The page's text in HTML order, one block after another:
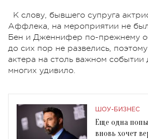
К слову, бывшего супруга
Аффлека, на мероприятии не
Бен и Дженнифер по-прежнему
до сих пор не развелись, поэтому
актера на столь важном событии
многих удивило.
ШОУ-БИЗНЕС
Еще одна
вновь хочет